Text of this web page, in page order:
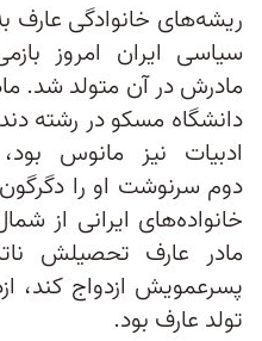
ریشه‌های خانوادگی عارف
سیاسی ایران امروز
مادرش در آن متولد شد.
دانشگاه مسکو در رشته
ادبیات نیز مانوس
دوم سرنوشت او را
خانواده‌های ایرانی از
مادر عارف تحصیلش
پسرعمویش ازدواج کند،
تولد عارف بود.